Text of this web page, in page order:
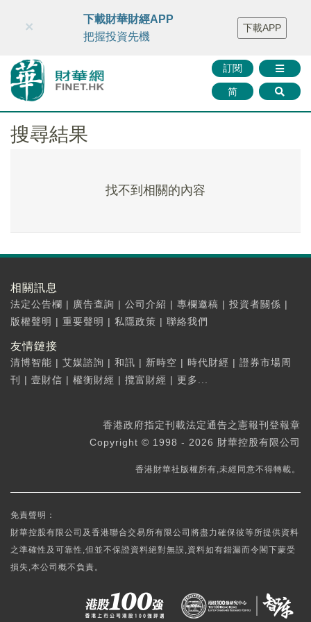
財華智庫網 FINTV FINMETA 財華證券 媒體矩陣
智庫沙龍
聯絡我們
訂閱
简
×
下載財華財經APP
把握投資先機
下載APP
搜尋結果
找不到相關的內容
相關訊息
法定公告欄 | 廣告查詢 | 公司介紹 | 專欄邀稿 | 投資者關係 |
版權聲明 | 重要聲明 | 私隱政策 | 聯絡我們
友情鏈接
清博智能 | 艾媒諮詢 | 和訊 | 新時空 | 時代財經 | 證券市場周
刊
| 壹財信 | 權衡財經 | 攬富財經 | 更多...
香港政府指定刊載法定通告之憲報刊登報章
Copyright © 1998 - 2026 財華控股有限公司
香港財華社版權所有,未經同意不得轉載。
免責聲明：
財華控股有限公司及香港聯合交易所有限公司將盡力確保彼等所提供資料
之準確性及可靠性,但並不保證資料絕對無誤,資料如有錯漏而令閣下蒙受
損失,本公司概不負責。